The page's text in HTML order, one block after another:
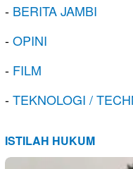
- BERITA JAMBI
-OPINI
- FILM
-TEKNOLOGI /
ISTILAH HUKUM